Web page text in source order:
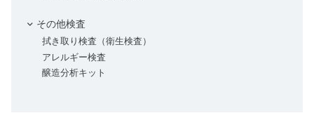
その他検査
拭き取り検査（衛生検査）
アレルギー検査
醸造分析キット